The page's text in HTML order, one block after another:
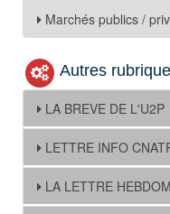
Marchés publics /
Autres
LA BREVE DE L'U2P
LETTRE INFO
LA LETTRE